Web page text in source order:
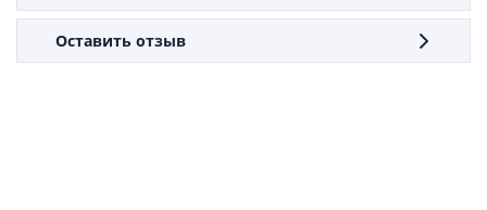
Оставить отзыв